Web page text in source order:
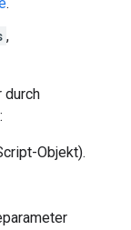
,
durch
Objekt).